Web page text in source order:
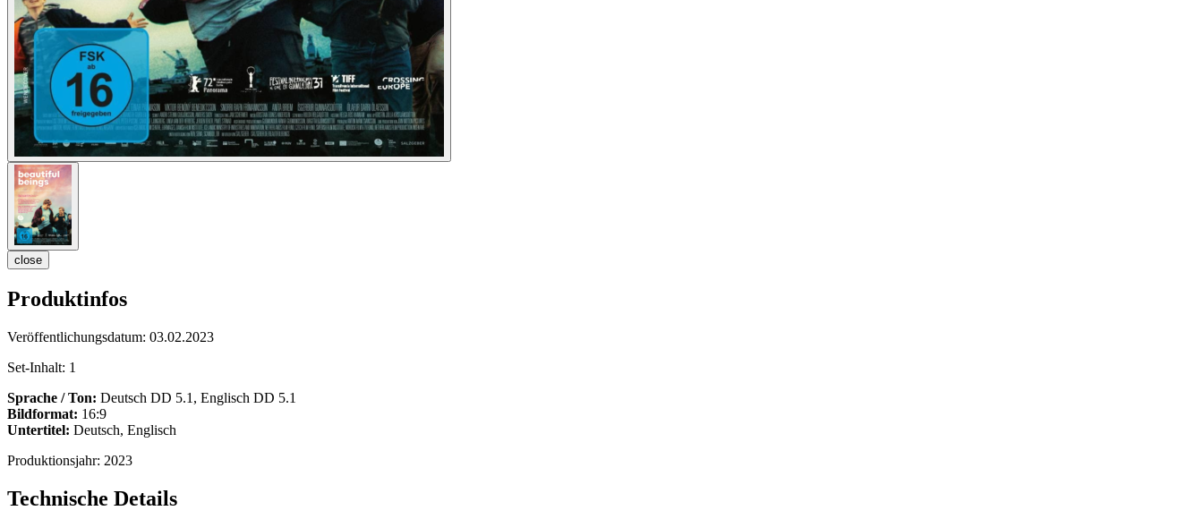
close
Produktinfos
Veröffentlichungsdatum: 03.02.2023
Set-Inhalt: 1
Sprache / Ton: Deutsch DD 5.1, Englisch DD 5.1
Bildformat: 16:9
Untertitel: Deutsch, Englisch
Produktionsjahr: 2023
Technische Details